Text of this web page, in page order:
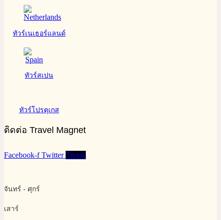
ทัวร์เนเธอร์แลนด์
ทัวร์สเปน
ทัวร์โปรตุเกส
ติดต่อ Travel Magnet
Facebook-f Twitter Tiktok
จันทร์ - ศุกร์
เสาร์